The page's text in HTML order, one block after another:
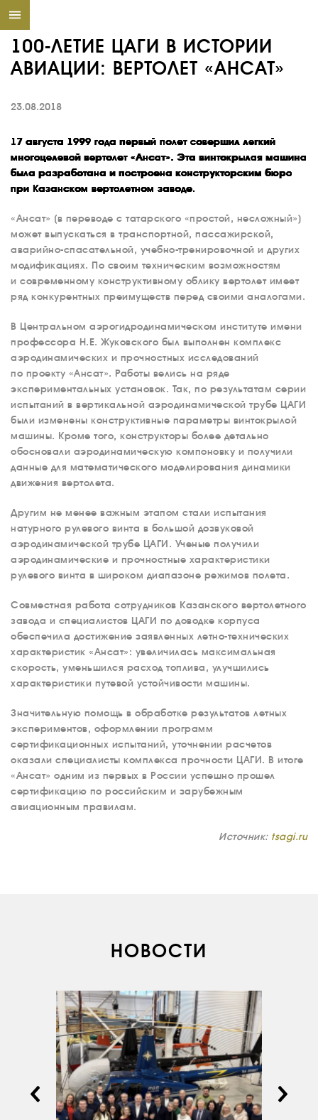
АВИАПАРК
СЕРВИС
ИНФРАСТРУКТУРА
ОБУЧЕНИЕ
100-ЛЕТИЕ ЦАГИ В ИСТОРИИ
АВИАЦИИ: ВЕРТОЛЕТ «АНСАТ»
23.08.2018
17 августа 1999 года первый полет совершил легкий
многоцелевой вертолет «Ансат». Эта винтокрылая машина
была разработана и построена конструкторским бюро
при Казанском вертолетном заводе.
«Ансат» (в переводе с татарского «простой, несложный»)
может выпускаться в транспортной, пассажирской,
аварийно-спасательной, учебно-тренировочной и других
модификациях. По своим техническим возможностям
и современному конструктивному облику вертолет имеет
ряд конкурентных преимуществ перед своими аналогами.
В Центральном аэрогидродинамическом институте имени
профессора Н.Е. Жуковского был выполнен комплекс
аэродинамических и прочностных исследований
по проекту «Ансат». Работы велись на ряде
экспериментальных установок. Так, по результатам серии
испытаний в вертикальной аэродинамической трубе ЦАГИ
были изменены конструктивные параметры винтокрылой
машины. Кроме того, конструкторы более детально
обосновали аэродинамическую компоновку и получили
данные для математического моделирования динамики
движения вертолета.
Другим не менее важным этапом стали испытания
натурного рулевого винта в большой дозвуковой
аэродинамической трубе ЦАГИ. Ученые получили
аэродинамические и прочностные характеристики
рулевого винта в широком диапазоне режимов полета.
Совместная работа сотрудников Казанского вертолетного
завода и специалистов ЦАГИ по доводке корпуса
обеспечила достижение заявленных летно-технических
характеристик «Ансат»: увеличилась максимальная
скорость, уменьшился расход топлива, улучшились
характеристики путевой устойчивости машины.
Значительную помощь в обработке результатов летных
экспериментов, оформлении программ
сертификационных испытаний, уточнении расчетов
оказали специалисты комплекса прочности ЦАГИ. В итоге
«Ансат» одним из первых в России успешно прошел
сертификацию по российским и зарубежным
авиационным правилам.
Источник: tsagi.ru
НОВОСТИ